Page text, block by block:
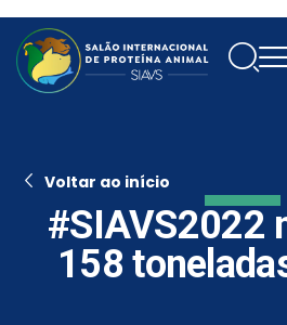
Voltar ao início
#SIAVS2022
158